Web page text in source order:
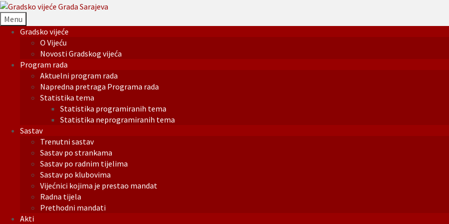
Menu
Gradsko vijeće
O Vijeću
Novosti Gradskog vijeća
Program rada
Aktuelni program rada
Napredna pretraga Programa rada
Statistika tema
Statistika programiranih tema
Statistika neprogramiranih tema
Sastav
Trenutni sastav
Sastav po strankama
Sastav po radnim tijelima
Sastav po klubovima
Vijećnici kojima je prestao mandat
Radna tijela
Prethodni mandati
Akti